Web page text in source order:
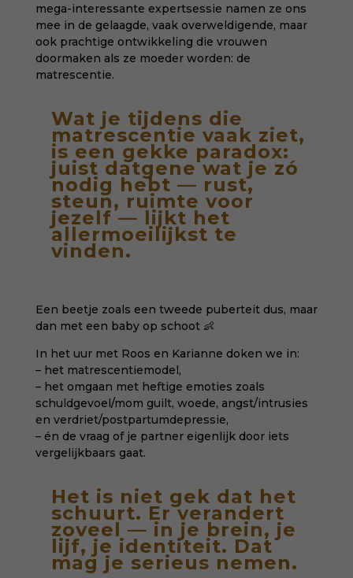
mega-interessante expertsessie namen ze ons
mee in de gelaagde, vaak overweldigende, maar
ook prachtige ontwikkeling die vrouwen
doormaken als ze moeder worden: de
matrescentie.
Wat je tijdens die
matrescentie vaak ziet,
is een gekke paradox:
juist datgene wat je zó
nodig hebt — rust,
steun, ruimte voor
jezelf — lijkt het
allermoeilijkst te
vinden.
Een beetje zoals een tweede puberteit dus, maar
dan met een baby op schoot 👶
In het uur met Roos en Karianne doken we in:
– het matrescentiemodel,
– het omgaan met heftige emoties zoals
schuldgevoel/mom guilt, woede, angst/intrusies
en verdriet/postpartumdepressie,
– én de vraag of je partner eigenlijk door iets
vergelijkbaars gaat.
Het is niet gek dat het
schuurt. Er verandert
zoveel — in je brein, je
lijf, je identiteit. Dat
mag je serieus nemen.